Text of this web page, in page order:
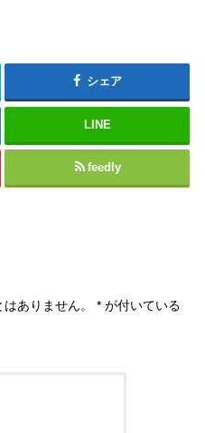
シェア
LINE
feedly
ありません。 * が付いている